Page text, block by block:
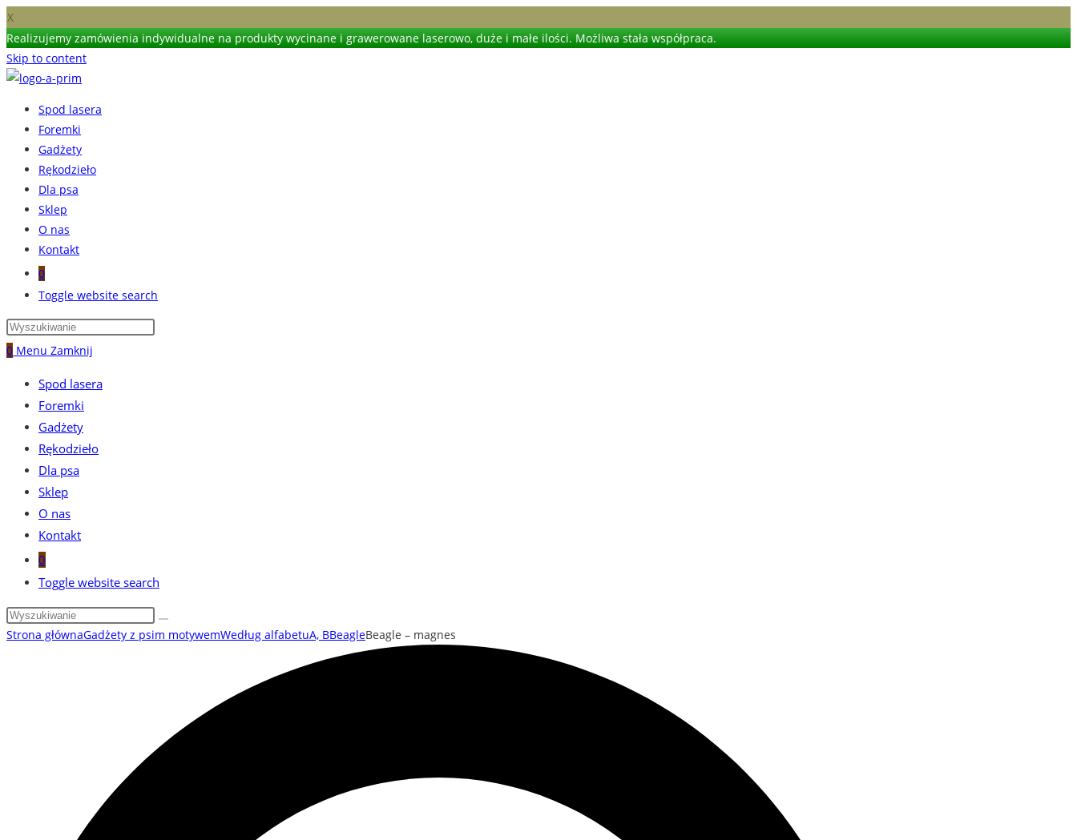
X
Realizujemy zamówienia indywidualne na produkty wycinane i grawerowane laserowo, duże i małe ilości. Możliwa stała współpraca.
Skip to content
Spod lasera
Foremki
Gadżety
Rękodzieło
Dla psa
Sklep
O nas
Kontakt
0
Toggle website search
0 Menu Zamknij
Spod lasera
Foremki
Gadżety
Rękodzieło
Dla psa
Sklep
O nas
Kontakt
0
Toggle website search
Strona głównaGadżety z psim motywemWedług alfabetuA, BBeagleBeagle – magnes